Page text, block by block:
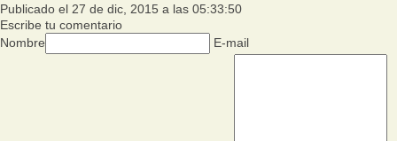
Publicado el 27 de dic, 2015 a las 05:33:50
Escribe tu comentario
Nombre
E-mail